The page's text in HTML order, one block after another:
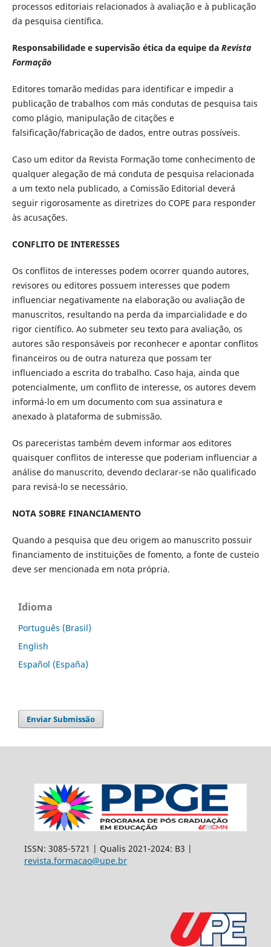
processos editoriais relacionados à avaliação e à publicação
da pesquisa científica.
Responsabilidade e supervisão ética da equipe da Revista
Formação
Editores tomarão medidas para identificar e impedir a
publicação de trabalhos com más condutas de pesquisa tais
como plágio, manipulação de citações e
falsificação/fabricação de dados, entre outras possíveis.
Caso um editor da Revista Formação tome conhecimento de
qualquer alegação de má conduta de pesquisa relacionada
a um texto nela publicado, a Comissão Editorial deverá
seguir rigorosamente as diretrizes do COPE para responder
às acusações.
CONFLITO DE INTERESSES
Os conflitos de interesses podem ocorrer quando autores,
revisores ou editores possuem interesses que podem
influenciar negativamente na elaboração ou avaliação de
manuscritos, resultando na perda da imparcialidade e do
rigor científico. Ao submeter seu texto para avaliação, os
autores são responsáveis por reconhecer e apontar conflitos
financeiros ou de outra natureza que possam ter
influenciado a escrita do trabalho. Caso haja, ainda que
potencialmente, um conflito de interesse, os autores devem
informá-lo em um documento com sua assinatura e
anexado à plataforma de submissão.
Os pareceristas também devem informar aos editores
quaisquer conflitos de interesse que poderiam influenciar a
análise do manuscrito, devendo declarar-se não qualificado
para revisá-lo se necessário.
NOTA SOBRE FINANCIAMENTO
Quando a pesquisa que deu origem ao manuscrito possuir
financiamento de instituições de fomento, a fonte de custeio
deve ser mencionada em nota própria.
Idioma
Português (Brasil)
English
Español (España)
Enviar Submissão
ISSN: 3085-5721 | Qualis 2021-2024: B3 |
revista.formacao@upe.br